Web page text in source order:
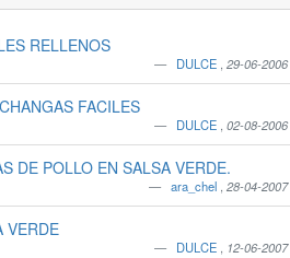
RELLENOS
DULCE ,29-06-2006
FACILES
DULCE ,02-08-2006
DE POLLO EN SALSA VERDE.
ara_chel ,28-04-2007
VERDE
DULCE 12-06-2007